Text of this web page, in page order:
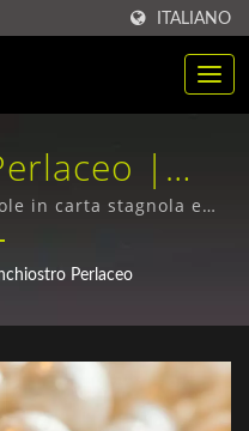
ITALIANO
|
Stagnola
|
in carta stagnola e
spedizione in
Perlaceo